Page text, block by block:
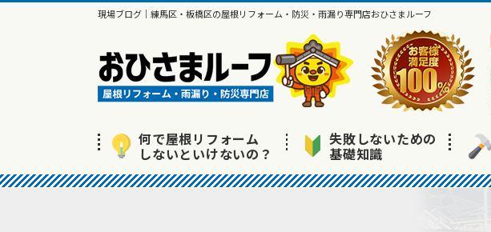
現場ブログ｜練馬区・板橋区の屋根リフォーム・防災・雨漏り専門店おひさまルーフ
何で屋根リフォーム
しないといけないの？
失敗しないための
基礎知識